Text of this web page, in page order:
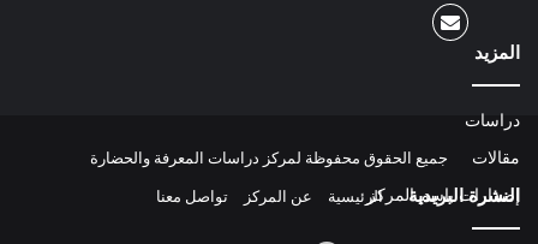
المزيد
دراسات
مقالات
إصدارات باسم المركز
النشرة البريدية
جميع الحقوق محفوظة لمركز دراسات المعرفة والحضارة
الرئيسية عن المركز تواصل معنا